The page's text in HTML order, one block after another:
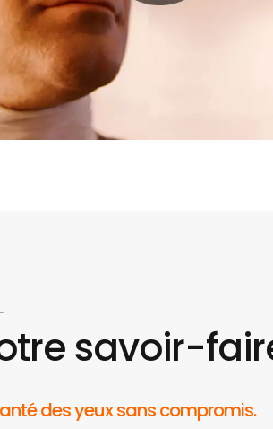
savoir-
des yeux sans compromis.